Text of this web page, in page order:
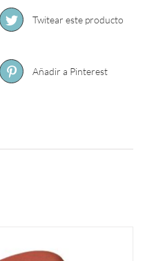
Twitear este producto
Añadir a Pinterest